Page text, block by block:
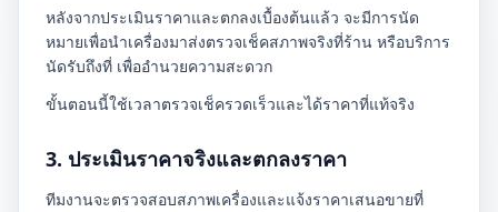
หลังจากประเมินราคาและตกลงเบื้องต้นแล้ว จะมีการนัด
หมายเพื่อนำเครื่องมาส่งตรวจเช็คสภาพจริงที่ร้าน หรือบริการ
นัดรับถึงที่ เพื่ออำนวยความสะดวก
ขั้นตอนนี้ใช้เวลาตรวจเช็ครวดเร็วและได้ราคาที่แท้จริง
3. ประเมินราคาจริงและตกลงราคา
ทีมงานจะตรวจสอบสภาพเครื่องและแจ้งราคาเสนอขายที่